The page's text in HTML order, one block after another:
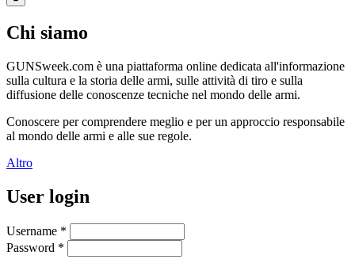
Chi siamo
GUNSweek.com è una piattaforma online dedicata all'informazione
sulla cultura e la storia delle armi, sulle attività di tiro e sulla
diffusione delle conoscenze tecniche nel mondo delle armi.
Conoscere per comprendere meglio e per un approccio responsabile
al mondo delle armi e alle sue regole.
Altro
User login
Username *
Password *